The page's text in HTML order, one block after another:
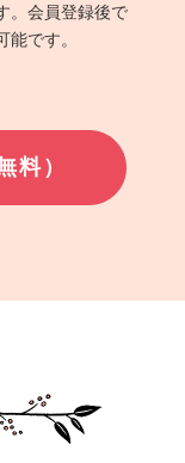
。会員登録後で
です。
料）